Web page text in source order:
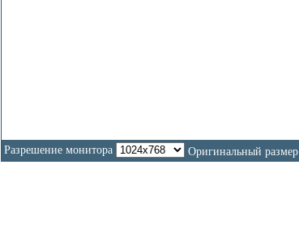
Разрешение монитора Оригинальный размер